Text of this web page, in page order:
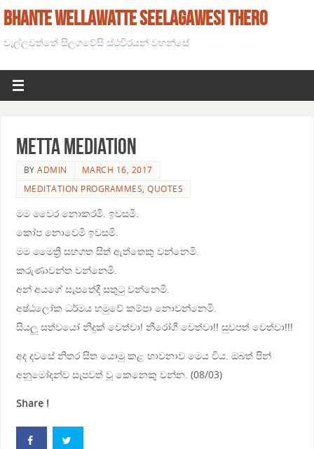
BHANTE WELLAWATTE SEELAGAWESI THERO
වැල්ලවත්තේ සිලගවේසි ස්ථවිරයන් වහන්සේ
Metta Mediation
BYADMIN
MARCH 16, 2017
MEDITATION PROGRAMMES,QUOTES
මම වෛර නොකරමි. ඉවසමි.
කෝප නොවෙමි ඉවසමි.
මම මෛත්‍රී සහගත සිත් ඇත්තෙකු වන්නෙමි.
කරුණාවන්ත වන්නෙමි.
අන් අයගේ සැපතේදී සතුටු වන්නෙමි.
අෂ්ඨලෝක ධර්මය හමුවේ කම්පා නොවන්නෙමි.
සියලු සත්වයෝ නිදුක් වෙත්වා! නීරෝගී වෙත්වා!! සුවපත් වෙත්වා!!!
අද දවසේ නිතර සිත යොමු කළ භාවනාව මෙය විය. ඔබත් පින්
අනුමෝදන්ව සැපවත් වූ කෙනෙකු වන්න. (08/03)
Share !